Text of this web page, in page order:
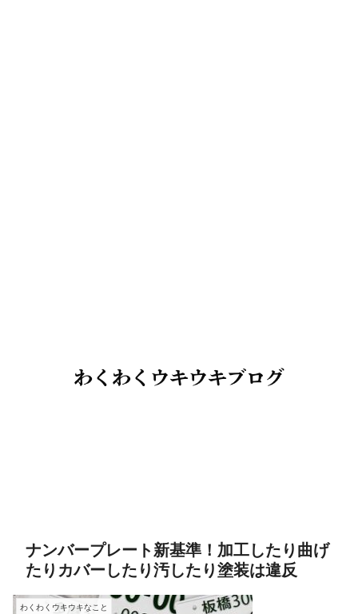
ナンバープレート新基準！加工したり曲げ
たりカバーしたり汚したり塗装は違反
わくわくウキウキなこと